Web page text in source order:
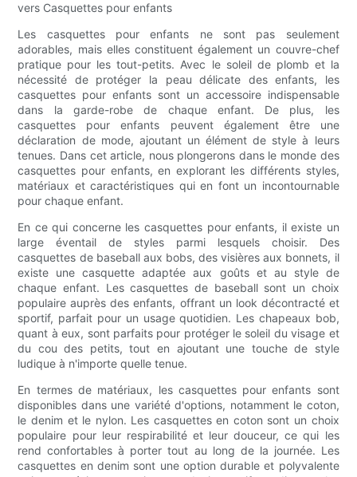
vers Casquettes pour enfants
Les casquettes pour enfants ne sont pas seulement
adorables, mais elles constituent également un couvre-chef
pratique pour les tout-petits. Avec le soleil de plomb et la
nécessité de protéger la peau délicate des enfants, les
casquettes pour enfants sont un accessoire indispensable
dans la garde-robe de chaque enfant. De plus, les
casquettes pour enfants peuvent également être une
déclaration de mode, ajoutant un élément de style à leurs
tenues. Dans cet article, nous plongerons dans le monde des
casquettes pour enfants, en explorant les différents styles,
matériaux et caractéristiques qui en font un incontournable
pour chaque enfant.
En ce qui concerne les casquettes pour enfants, il existe un
large éventail de styles parmi lesquels choisir. Des
casquettes de baseball aux bobs, des visières aux bonnets, il
existe une casquette adaptée aux goûts et au style de
chaque enfant. Les casquettes de baseball sont un choix
populaire auprès des enfants, offrant un look décontracté et
sportif, parfait pour un usage quotidien. Les chapeaux bob,
quant à eux, sont parfaits pour protéger le soleil du visage et
du cou des petits, tout en ajoutant une touche de style
ludique à n'importe quelle tenue.
En termes de matériaux, les casquettes pour enfants sont
disponibles dans une variété d'options, notamment le coton,
le denim et le nylon. Les casquettes en coton sont un choix
populaire pour leur respirabilité et leur douceur, ce qui les
rend confortables à porter tout au long de la journée. Les
casquettes en denim sont une option durable et polyvalente